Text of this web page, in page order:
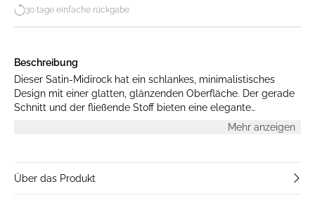
30 tage einfache rückgabe
Beschreibung
Dieser Satin-Midirock hat ein schlankes, minimalistisches
Design mit einer glatten, glänzenden Oberfläche. Der gerade
Schnitt und der fließende Stoff bieten eine elegante
Silhouette, ideal für legere und formelle Anlässe.Mehr anzeigen
Über das Produkt